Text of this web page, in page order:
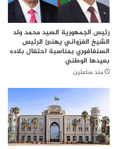
رئيس الجمهورية السيد محمد ولد
الشيخ الغزواني يهنئ الرئيس
السنغافوري بمناسبة احتفال بلاده
بعيدها الوطني
منذ ساعتين